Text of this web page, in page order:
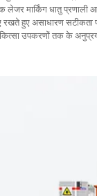
मार्किंग धातु प्रणाली
रखते हुए असाधारण सटीकता
उपकरणों तक के